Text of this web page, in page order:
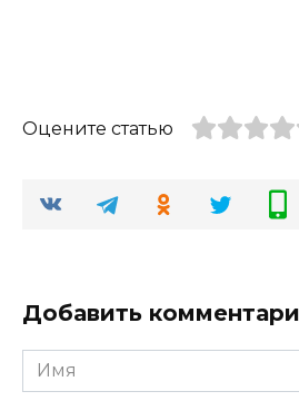
Оцените статью
Добавить
Имя
*